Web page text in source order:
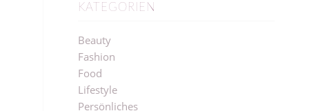
KATEGORIEN
Beauty
Fashion
Food
Lifestyle
Persönliches